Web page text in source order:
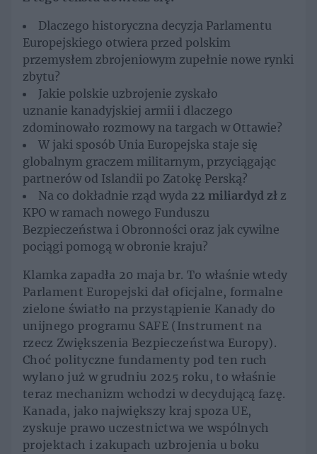
Dlaczego historyczna decyzja Parlamentu
Europejskiego otwiera przed polskim
przemysłem zbrojeniowym zupełnie nowe rynki
zbytu?
Jakie polskie uzbrojenie zyskało
uznanie kanadyjskiej armii i dlaczego
zdominowało rozmowy na targach w Ottawie?
W jaki sposób Unia Europejska staje się
globalnym graczem militarnym, przyciągając
partnerów od Islandii po Zatokę Perską?
Na co dokładnie rząd wyda 22 miliardyd zł z
KPO w ramach nowego Funduszu
Bezpieczeństwa i Obronności oraz jak cywilne
pociągi pomogą w obronie kraju?
Klamka zapadła 20 maja br. To właśnie wtedy
Parlament Europejski dał oficjalne, formalne
zielone światło na przystąpienie Kanady do
unijnego programu SAFE (Instrument na
rzecz Zwiększenia Bezpieczeństwa Europy).
Choć polityczne fundamenty pod ten ruch
wylano już w grudniu 2025 roku, to właśnie
teraz mechanizm wchodzi w decydującą fazę.
Kanada, jako największy kraj spoza UE,
zyskuje prawo uczestnictwa we wspólnych
projektach i zakupach uzbrojenia u boku